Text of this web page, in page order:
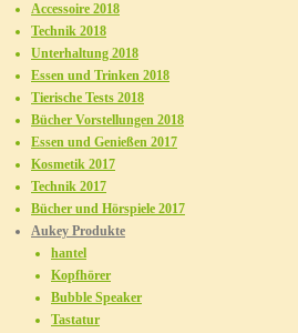
Accessoire 2018
Technik 2018
Unterhaltung 2018
Essen und Trinken 2018
Tierische Tests 2018
Bücher Vorstellungen 2018
Essen und Genießen 2017
Kosmetik 2017
Technik 2017
Bücher und Hörspiele 2017
Aukey Produkte
hantel
Kopfhörer
Bubble Speaker
Tastatur